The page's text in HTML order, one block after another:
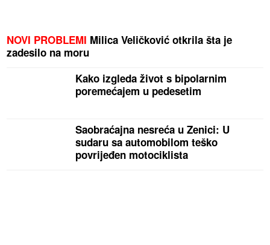
NOVI PROBLEMI Milica Veličković otkrila šta je
zadesilo na moru
Kako izgleda život s bipolarnim
poremećajem u pedesetim
Saobraćajna nesreća u Zenici: U
sudaru sa automobilom teško
povrijeđen motociklista